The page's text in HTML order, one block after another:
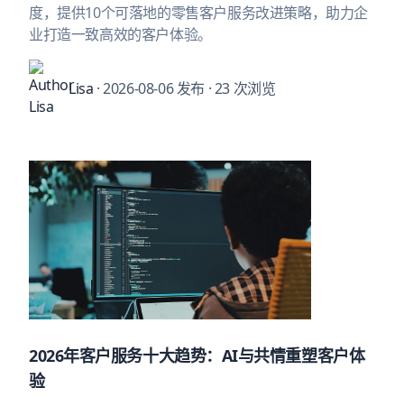
度，提供10个可落地的零售客户服务改进策略，助力企
业打造一致高效的客户体验。
Lisa · 2026-08-06 发布 · 23 次浏览
2026年客户服务十大趋势：AI与共情重塑客户体
验